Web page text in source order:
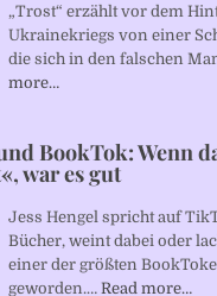
„Trost“ erzählt vor dem
Ukrainekriegs von einer
die sich in den falschen
more…
BookTok: Wenn
war es gut
Jess Hengel spricht auf
Bücher, weint dabei oder
einer der größten
geworden.…Read more…